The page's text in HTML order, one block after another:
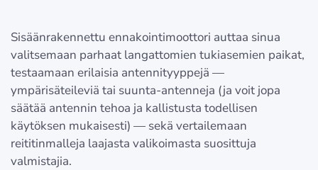
Sisäänrakennettu ennakointimoottori auttaa sinua
valitsemaan parhaat langattomien tukiasemien paikat,
testaamaan erilaisia antennityyppejä —
ympärisäteileviä tai suunta-antenneja (ja voit jopa
säätää antennin tehoa ja kallistusta todellisen
käytöksen mukaisesti) — sekä vertailemaan
reititinmalleja laajasta valikoimasta suosittuja
valmistajia.